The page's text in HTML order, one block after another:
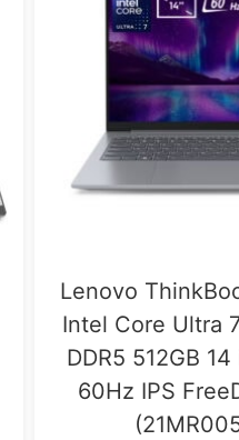
Lenovo
Intel Core Ultra
DDR5 512GB
60Hz IPS